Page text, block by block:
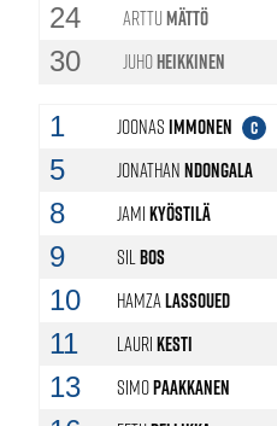
24 ArttuMättö
30 JuhoHeikkinen
1 JoonasImmonen C
5 JonathanNdongala
8 JamiKyöstilä
9 SilBos
10 HamzaLassoued
11 LauriKesti
13 SimoPaakkanen